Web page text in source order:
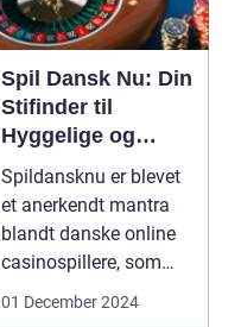
Spil Dansk Nu: Din
Stifinder til
Hyggelige og
Underholdende
Online Casinoer
Spildansknu er blevet
et anerkendt mantra
blandt danske online
casinospillere, som
søger unde...
01 December 2024